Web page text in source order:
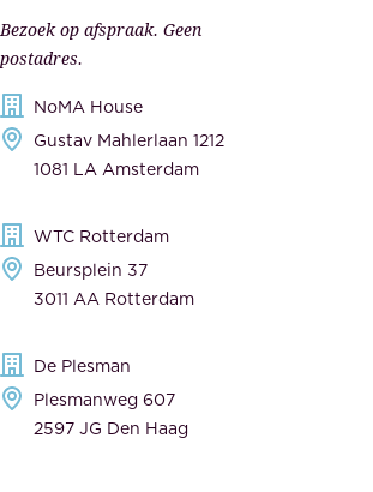
i
j
t
o
g
e
s
l
e
r
c
i
Bezoek op afspraak. Geen
postadres.
NoMA House
Gustav Mahlerlaan 1212
1081 LA Amsterdam
WTC Rotterdam
Beursplein 37
3011 AA Rotterdam
De Plesman
Plesmanweg 607
2597 JG Den Haag